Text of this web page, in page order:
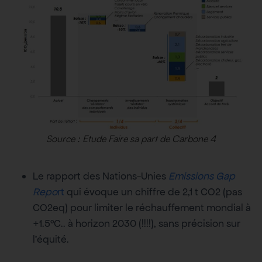
Source : Etude Faire sa part de Carbone 4
Le rapport des Nations-Unies Emissions Gap
Report qui évoque un chiffre de 2,1 t CO2 (pas
CO2eq) pour limiter le réchauffement mondial à
+1.5°C.. à horizon 2030 (!!!!), sans précision sur
l’équité.